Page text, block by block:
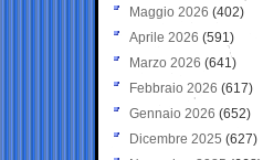
Maggio 2026 (402)
Aprile 2026 (591)
Marzo 2026 (641)
Febbraio 2026 (617)
Gennaio 2026 (652)
Dicembre 2025 (627)